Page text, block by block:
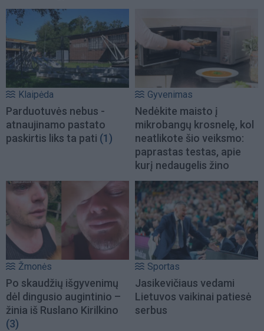
Klaipėda
Parduotuvės nebus -
atnaujinamo pastato
paskirtis liks ta pati (1)
Gyvenimas
Nedėkite maisto į
mikrobangų krosnelę, kol
neatlikote šio veiksmo:
paprastas testas, apie
kurį nedaugelis žino
Žmonės
Po skaudžių išgyvenimų
dėl dingusio augintinio –
žinia iš Ruslano Kirilkino
(3)
Sportas
Jasikevičiaus vedami
Lietuvos vaikinai patiesė
serbus